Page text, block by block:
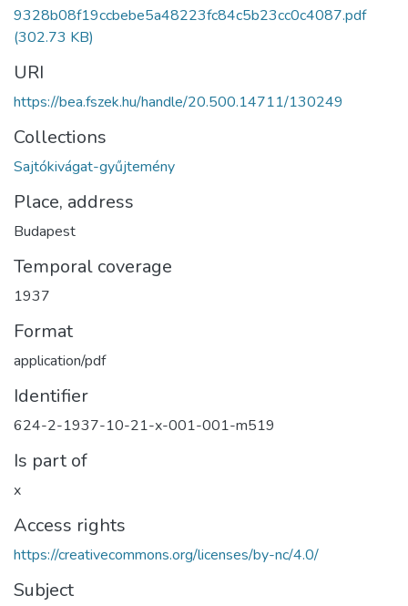
9328b08f19ccbebe5a48223fc84c5b23cc0c4087.pdf
(302.73 KB)
URI
https://bea.fszek.hu/handle/20.500.14711/130249
Collections
Sajtókivágat-gyűjtemény
Place, address
Budapest
Temporal coverage
1937
Format
application/pdf
Identifier
624-2-1937-10-21-x-001-001-m519
Is part of
x
Access rights
https://creativecommons.org/licenses/by-nc/4.0/
Subject